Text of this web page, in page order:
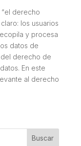
el derecho
los usuarios
y procesa
datos de
derecho de
En este
al derecho
Buscar